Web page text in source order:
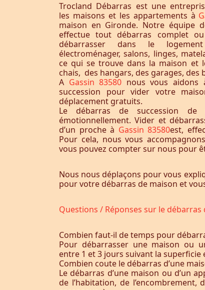
Trocland Débarras est une
les maisons et les appartements à
maison en Gironde. Notre équipe
effectue tout débarras complet
débarrasser dans le
électroménager, salons, linges,
ce qui se trouve dans la maison et
chais, des hangars, des garages, des
A Gassin 83580 nous vous aidons
succession pour vider votre
déplacement gratuits.
Le débarras de succession de
émotionnellement. Vider et
d’un proche à Gassin 83580est,
Pour cela, nous vous
vous pouvez compter sur nous pour
Nous nous déplaçons pour vous
pour votre débarras de maison et
Questions / Réponses sur le débarras
Combien faut-il de temps pour
Pour débarrasser une maison ou
entre 1 et 3 jours suivant la superficie
Combien coute le débarras d’une
Le débarras d’une maison ou d’un
de l’habitation, de l’encombrement,